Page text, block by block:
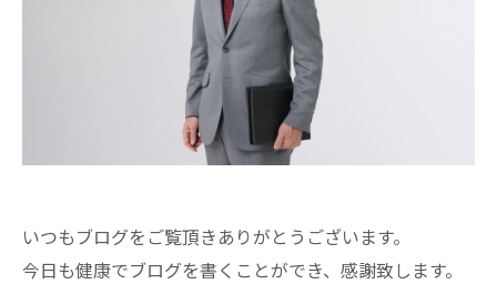
いつもブログをご覧頂きありがとうございます。
今日も健康でブログを書くことができ、感謝致します。